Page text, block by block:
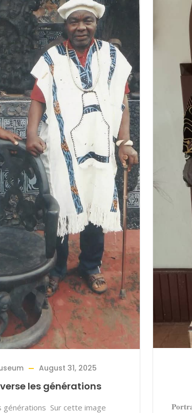
August 31, 2025
les générations
générations Sur cette image